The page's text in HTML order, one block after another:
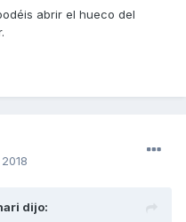
abrir el hueco del
dijo: